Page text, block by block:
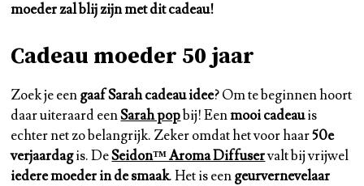
moeder zal blij zijn met dit cadeau!
Cadeau moeder 50 jaar
Zoek je eengaaf Sarah cadeau idee? Om te beginnen hoort
daar uiteraard eenSarah popbij! Eenmooi cadeauis
echter net zo belangrijk. Zeker omdat het voor haar50e
verjaardagis. DeSeidon™ Aroma Diffuservalt bij vrijwel
iedere moeder in de smaak. Het is eengeurvernevelaar